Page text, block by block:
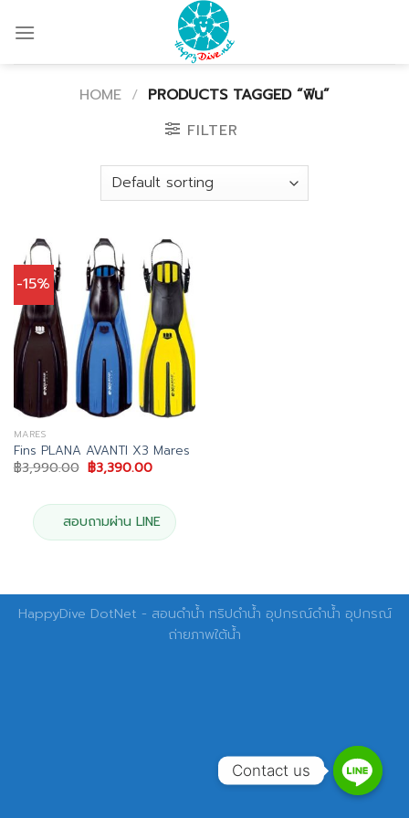
HOME / PRODUCTS TAGGED “ฟิน”
FILTER
-15%
MARES
Fins PLANA AVANTI X3 Mares
฿3,990.00 Original
price
฿3,990.00.
฿3,390.00Current
฿3,390.00.
สอบถามผ่าน LINE
HappyDive DotNet - สอนดำน้ำ ทริปดำน้ำ อุปกรณ์ดำน้ำ อุปกรณ์
ถ่ายภาพใต้น้ำ
Contact us